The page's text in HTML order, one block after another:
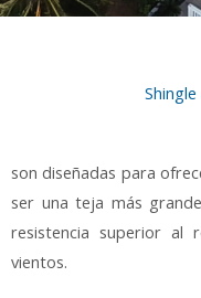
son diseñadas para
ser una teja más
resistencia superior al
vientos.